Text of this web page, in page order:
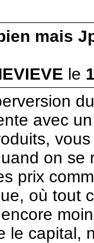
mais
le
avec
on se
prix
où tout
le capital,